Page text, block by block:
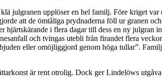
julgranen upplöser en hel familj. Före kriget
att de ömtåliga prydnaderna föll ur granen
i flera dagar till dess en ny
och tvingas utebli från firandet flera
eller omöjliggjord genom höga tullar”.
är rent otrolig. Dock ger Lindelöws